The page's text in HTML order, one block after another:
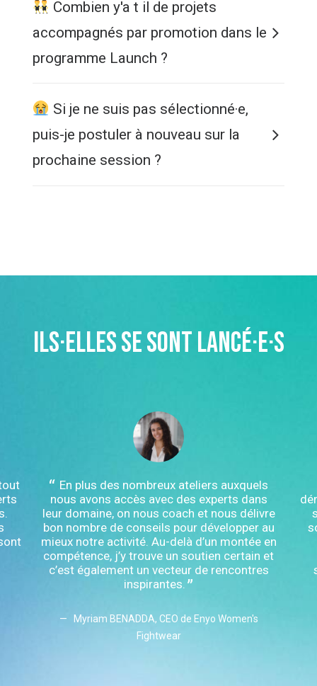
Combien y'a t il de projets
accompagnés par promotion dans le
programme Launch ?
Si je ne suis pas sélectionné·e,
puis-je postuler à nouveau sur la
prochaine session ?
Ils·elles se sont lancé·e·s
En plus des nombreux ateliers auxquels
nous avons accès avec des experts dans
leur domaine, on nous coach et nous délivre
bon nombre de conseils pour développer au
mieux notre activité. Au-delà d’un montée en
compétence, j’y trouve un soutien certain et
c’est également un vecteur de rencontres
inspirantes.
Myriam BENADDA, CEO de Enyo Women's
Fightwear